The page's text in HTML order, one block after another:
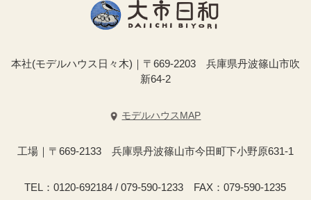
本社(モデルハウス日々木)｜〒669-2203 兵庫県丹波篠山市吹
新64-2
モデルハウスMAP
工場｜〒669-2133 兵庫県丹波篠山市今田町下小野原631-1
TEL：0120-692184 / 079-590-1233 FAX：079-590-1235